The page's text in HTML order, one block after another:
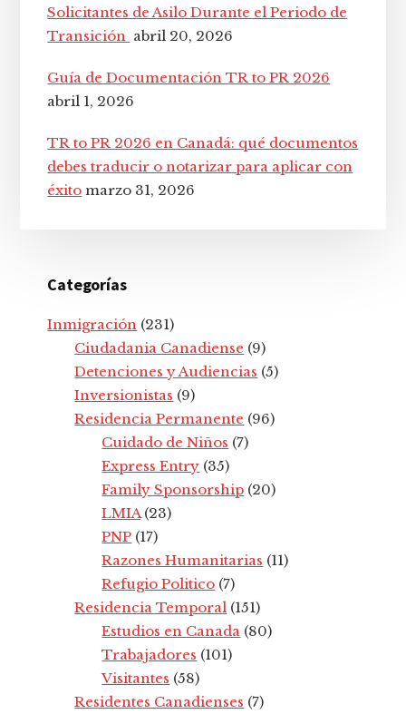
Solicitantes de Asilo Durante el Periodo de
Transición abril 20, 2026
Guía de Documentación TR to PR 2026
abril 1, 2026
TR to PR 2026 en Canadá: qué documentos
debes traducir o notarizar para aplicar con
éxito marzo 31, 2026
Categorías
Inmigración (231)
Ciudadania Canadiense (9)
Detenciones y Audiencias (5)
Inversionistas (9)
Residencia Permanente (96)
Cuidado de Niños (7)
Express Entry (35)
Family Sponsorship (20)
LMIA(23)
PNP (17)
Razones Humanitarias (11)
Refugio Politico (7)
Residencia Temporal (151)
Estudios en Canada (80)
Trabajadores (101)
Visitantes (58)
Residentes Canadienses (7)